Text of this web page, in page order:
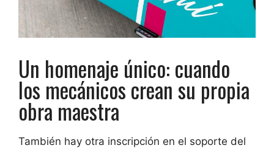
Un homenaje único: cuando
los mecánicos crean su propia
obra maestra
También hay otra inscripción en el soporte del